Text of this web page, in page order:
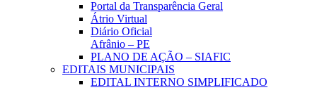
Portal da Transparência Geral
Átrio Virtual
Diário Oficial
Afrânio – PE
PLANO DE AÇÃO – SIAFIC
EDITAIS MUNICIPAIS
EDITAL INTERNO SIMPLIFICADO